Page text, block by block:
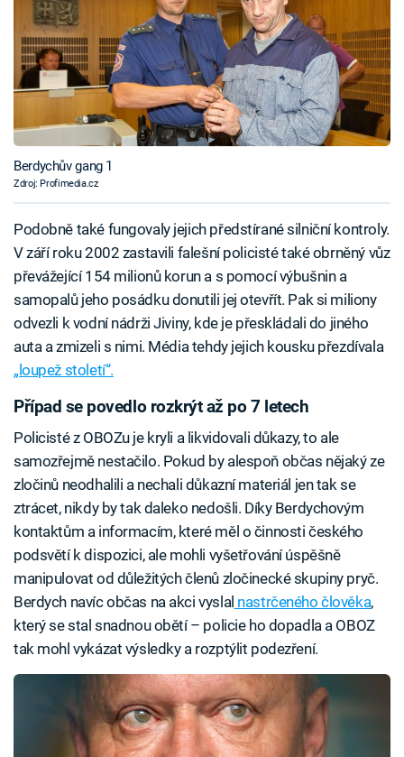
Berdychův gang 1
Zdroj: Profimedia.cz
Podobně také fungovaly jejich předstírané silniční kontroly.
V září roku 2002 zastavili falešní policisté také obrněný vůz
převážející 154 milionů korun a s pomocí výbušnin a
samopalů jeho posádku donutili jej otevřít. Pak si miliony
odvezli k vodní nádrži Jiviny, kde je přeskládali do jiného
auta a zmizeli s nimi. Média tehdy jejich kousku přezdívala
„loupež století“.
Případ se povedlo rozkrýt až po 7 letech
Policisté z OBOZu je kryli a likvidovali důkazy, to ale
samozřejmě nestačilo. Pokud by alespoň občas nějaký ze
zločinů neodhalili a nechali důkazní materiál jen tak se
ztrácet, nikdy by tak daleko nedošli. Díky Berdychovým
kontaktům a informacím, které měl o činnosti českého
podsvětí k dispozici, ale mohli vyšetřování úspěšně
manipulovat od důležitých členů zločinecké skupiny pryč.
Berdych navíc občas na akci vyslal nastrčeného člověka,
který se stal snadnou obětí – policie ho dopadla a OBOZ
tak mohl vykázat výsledky a rozptýlit podezření.